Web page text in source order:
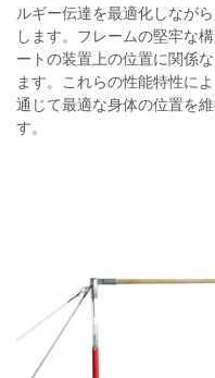
ルギー伝達を最適化しなが
します。フレームの堅牢な
ートの装置上の位置に関係
ます。これらの性能特性に
通じて最適な身体の位置を
す。